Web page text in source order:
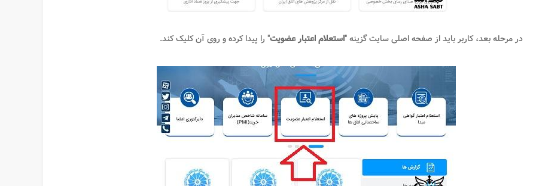
در مرحله بعد، کاربر باید از صفحه اصلی سایت گزینه "استعلام اعتبار عضویت" را پیدا کرده و روی آن کلیک کند.